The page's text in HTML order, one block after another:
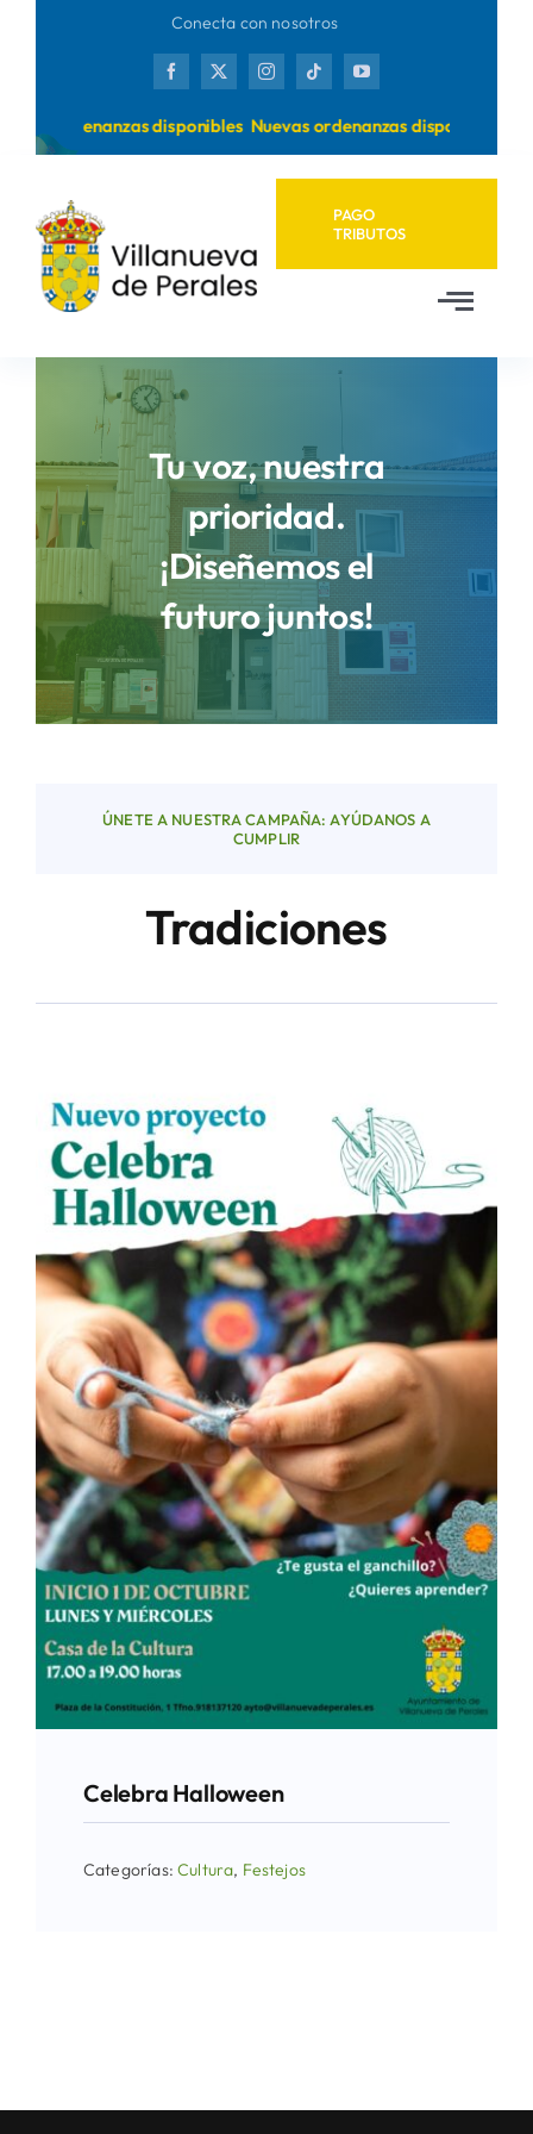
Conecta con nosotros
ordenanzas disponibles Nuevas ordenanzas disponibles
PAGO
TRIBUTOS
Ayuntamiento
Municipio
Áreas
Sede Electrónica
Buscar:
Tu voz, nuestra
prioridad.
¡Diseñemos el
futuro juntos!
ÚNETE A NUESTRA CAMPAÑA: AYÚDANOS A
CUMPLIR
Tradiciones
Celebra Halloween
Categorías:Cultura, Festejos